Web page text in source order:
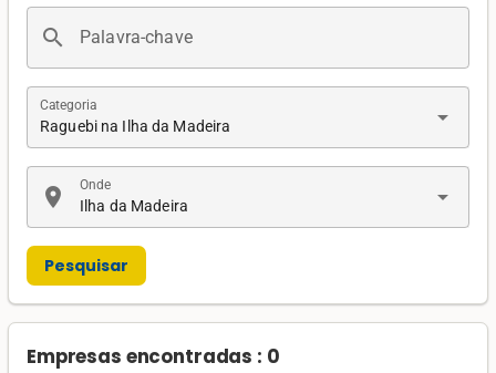
search Palavra-chave
Raguebi na Ilha da Madeira
Categoria arrow_drop_down
location_on Ilha da Madeira
Onde arrow_drop_down
Pesquisar
Empresas encontradas : 0